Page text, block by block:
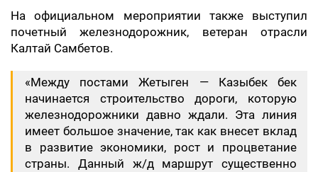
На официальном мероприятии также выступил
почетный железнодорожник, ветеран отрасли
Калтай Самбетов.
«Между постами Жетыген — Казыбек бек
начинается строительство дороги, которую
железнодорожники давно ждали. Эта линия
имеет большое значение, так как внесет вклад
в развитие экономики, рост и процветание
страны. Данный ж/д маршрут существенно